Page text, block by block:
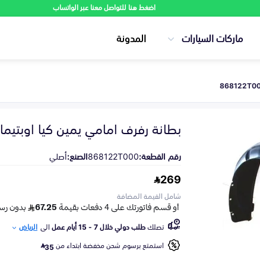
اضغط هنا للتواصل معنا عبر الواتساب
ماركات السيارات المدونة
بطانة رفرف امامي يمين كيا اوبتيما 2011-2013
رقم القطعة:868122T000الصنع:أصلي
269
شامل القيمة المضافة
تصلكطلب دولي خلال 7 - 15 أيام عمل الى الرياض
استمتع برسوم شحن مخفضة ابتداء من35